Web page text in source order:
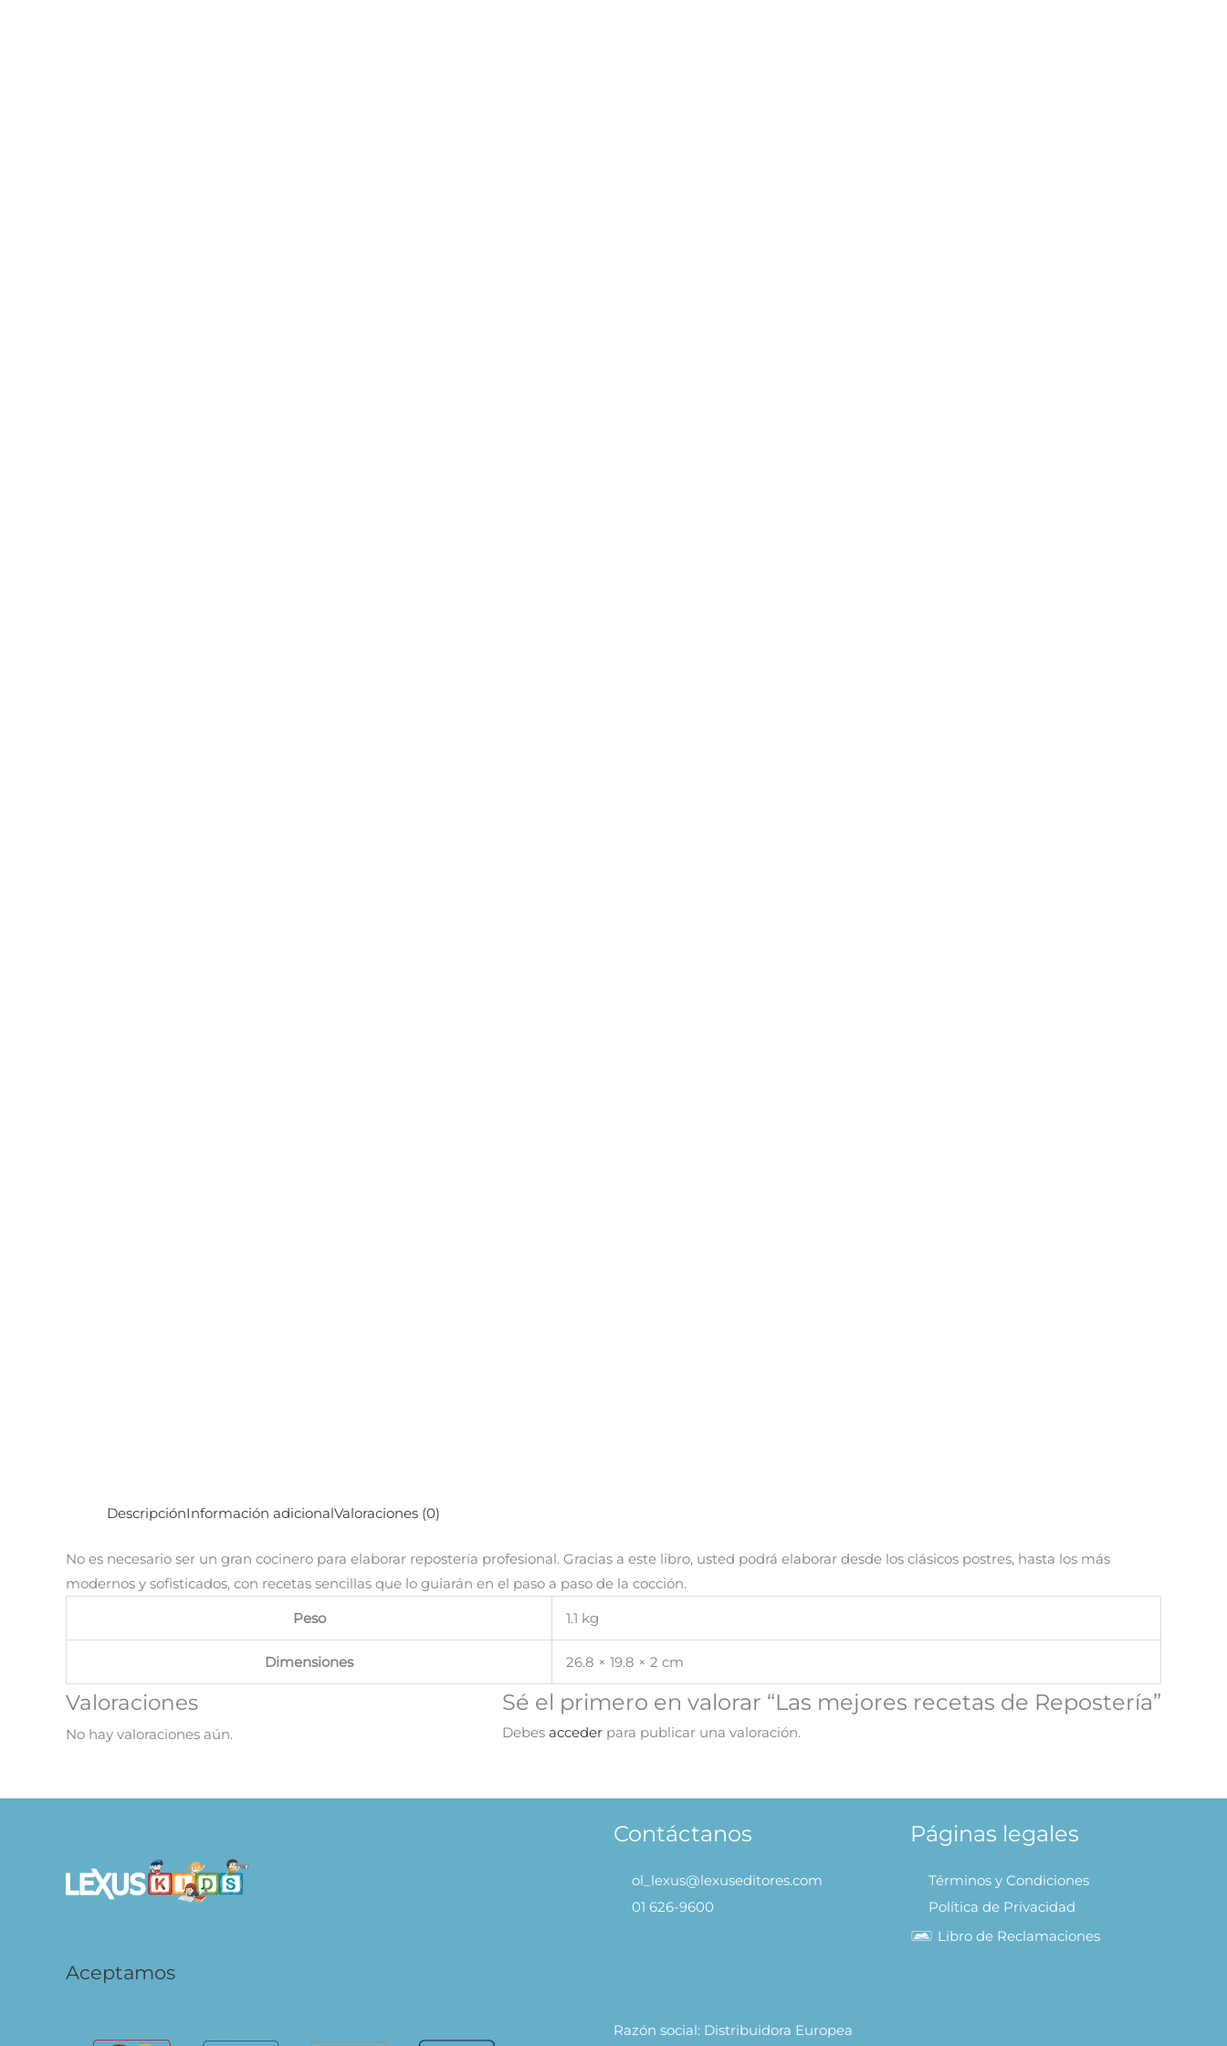
DescripciónInformación adicionalValoraciones (0)
No es necesario ser un gran cocinero para elaborar repostería profesional. Gracias a este libro, usted podrá elaborar desde los clásicos postres, hasta los más
modernos y sofisticados, con recetas sencillas que lo guiarán en el paso a paso de la cocción.
Peso
1.1 kg
Dimensiones 26.8 × 19.8 × 2 cm
Valoraciones
No hay valoraciones aún.
Sé el primero en valorar “Las mejores recetas de Repostería”
Debes acceder para publicar una valoración.
Aceptamos
Contáctanos
ol_lexus@lexuseditores.com
01 626-9600
Razón social: Distribuidora Europea
Páginas legales
Términos y Condiciones
Política de Privacidad
Libro de Reclamaciones